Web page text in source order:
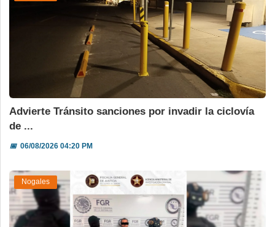
Advierte Tránsito sanciones por invadir la ciclovía
de ...
📅06/08/2026 04:20 PM
Nogales